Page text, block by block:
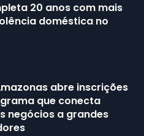
20 anos com mais
doméstica no
abre inscrições
que conecta
negócios a grandes